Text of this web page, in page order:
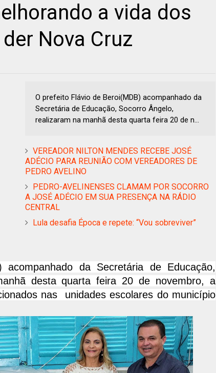
a vida dos
Nova Cruz
O prefeito Flávio de Beroi(MDB) acompanhado da
Secretária de Educação, Socorro Ângelo,
realizaram na manhã desta quarta feira 20 de n...
VEREADOR NILTON MENDES RECEBE JOSÉ
ADÉCIO PARA REUNIÃO COM VEREADORES DE
PEDRO AVELINO
PEDRO-AVELINENSES CLAMAM POR SOCORRO
A JOSÉ ADÉCIO EM SUA PRESENÇA NA RÁDIO
CENTRAL
Lula desafia Época e repete: “Vou sobreviver”
da Secretária de Educação,
desta quarta feira 20 de novembro, a
nas unidades escolares do município